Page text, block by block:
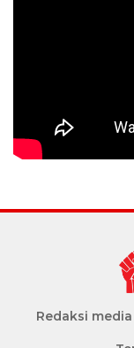
Redaksi